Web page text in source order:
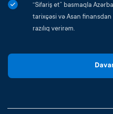
“Sifariş et” basmaqla
tarixçəsi və Asan finansdan
razılıq verirəm.